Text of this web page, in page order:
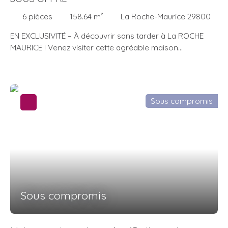
chauffage performant PAC et assainissement conforme.
Une maison familiale alliant confort, espace et qualité de
6 pièces 158.64 m²
La Roche-Maurice 29800
EN EXCLUSIVITÉ – À découvrir sans tarder à La ROCHE
MAURICE ! Venez visiter cette agréable maison
Elle offre un cadre de vie confortable, idéal pour une
famille ou pour ceux qui recherchent espace et
luminosité. Au RDC, vous serez charmé par un
bureau ou une salle de jeux dessert une chambre avec
dressing et une salle d’eau avec WC. Un atout
supplémentaire : un grenier au même niveau, avec accès
Sous compromis
Sous compromis